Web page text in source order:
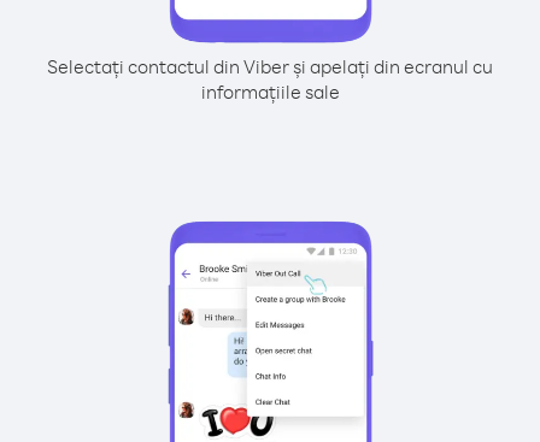
Selectați contactul din Viber și apelați din ecranul cu
informațiile sale